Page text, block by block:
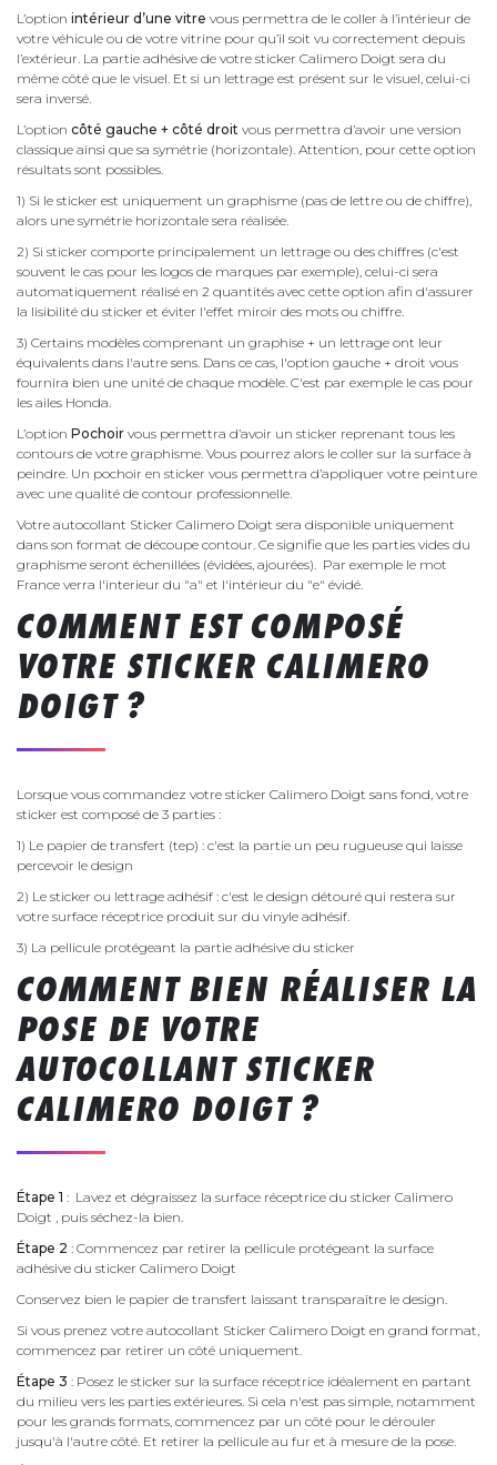
L’option intérieur d’une vitre vous permettra de le coller à l’intérieur de
votre véhicule ou de votre vitrine pour qu’il soit vu correctement depuis
l’extérieur. La partie adhésive de votre sticker Calimero Doigt sera du
même côté que le visuel. Et si un lettrage est présent sur le visuel, celui-ci
sera inversé.
L’option côté gauche + côté droit vous permettra d’avoir une version
classique ainsi que sa symétrie (horizontale). Attention, pour cette option
résultats sont possibles.
1) Si le sticker est uniquement un graphisme (pas de lettre ou de chiffre),
alors une symétrie horizontale sera réalisée.
2) Si sticker comporte principalement un lettrage ou des chiffres (c'est
souvent le cas pour les logos de marques par exemple), celui-ci sera
automatiquement réalisé en 2 quantités avec cette option afin d'assurer
la lisibilité du sticker et éviter l'effet miroir des mots ou chiffre.
3) Certains modèles comprenant un graphise + un lettrage ont leur
équivalents dans l'autre sens. Dans ce cas, l'option gauche + droit vous
fournira bien une unité de chaque modèle. C'est par exemple le cas pour
les ailes Honda.
L’option Pochoir vous permettra d’avoir un sticker reprenant tous les
contours de votre graphisme. Vous pourrez alors le coller sur la surface à
peindre. Un pochoir en sticker vous permettra d’appliquer votre peinture
avec une qualité de contour professionnelle.
Votre autocollant Sticker Calimero Doigt sera disponible uniquement
dans son format de découpe contour. Ce signifie que les parties vides du
graphisme seront échenillées (évidées, ajourées). Par exemple le mot
France verra l'interieur du "a" et l'intérieur du "e" évidé.
COMMENT EST COMPOSÉ
VOTRE STICKER CALIMERO
DOIGT ?
Lorsque vous commandez votre sticker Calimero Doigt sans fond, votre
sticker est composé de 3 parties :
1) Le papier de transfert (tep) : c'est la partie un peu rugueuse qui laisse
percevoir le design
2) Le sticker ou lettrage adhésif : c'est le design détouré qui restera sur
votre surface réceptrice produit sur du vinyle adhésif.
3) La pellicule protégeant la partie adhésive du sticker
COMMENT BIEN RÉALISER LA
POSE DE VOTRE
AUTOCOLLANT STICKER
CALIMERO DOIGT ?
Étape 1 : Lavez et dégraissez la surface réceptrice du sticker Calimero
Doigt , puis séchez-la bien.
Étape 2 : Commencez par retirer la pellicule protégeant la surface
adhésive du sticker Calimero Doigt
Conservez bien le papier de transfert laissant transparaître le design.
Si vous prenez votre autocollant Sticker Calimero Doigt en grand format,
commencez par retirer un côté uniquement.
Étape 3 : Posez le sticker sur la surface réceptrice idéalement en partant
du milieu vers les parties extérieures. Si cela n'est pas simple, notamment
pour les grands formats, commencez par un côté pour le dérouler
jusqu'à l'autre côté. Et retirer la pellicule au fur et à mesure de la pose.